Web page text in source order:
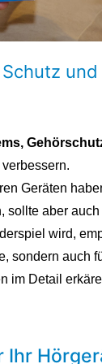
Geräten
sollte aber
wird,
sondern auch
im Detail
Ihr